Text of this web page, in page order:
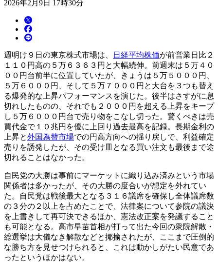
2026年2月9日 17時30分
週明け９日の東京株式市場は、 日経平均株価が前営業日比２
１１０円高の５万６３６３円と大幅続伸。前週末は５万４０
００円台前半に位置していたが、きょうは５万５０００円、
５万６０００円、そして５万７０００円と大台を３つも替え
る爆発的な上昇パフォーマンスを演じた。後半はさすがに息
切れしたものの、それでも２０００円を超える上昇をキープ
し５万６０００円台で売り物をこなし切った。驚くべきは売
買代金で１０兆円を優に上回り過去最高を記録。長期金利の
上昇と外国為替市場での円高方向への揺り戻しで、利益確定
売りを誘発したが、その受け皿となる買い注文も最後まで途
切れることはなかった。
自民党の大勝は事前にマーケットに織り込み済みという市場
関係者は多かったが、その大勝の度合いが想定を外れてい
た。自民党は戦後最大となる３１６議席を確保し全体議席数
の３分の２以上を占めたことで、法律案について参院の議決
を上書きして再可決できるほか、憲法改正案を発議すること
も可能となる。高市早苗首相が打って出た今回の衆院解散・
総選挙は大儀なき解散などと揶揄されたが、ここまで圧倒的
な勝ち方を見せつけられると、これは動かしがたい民意であ
ったというほかはない。